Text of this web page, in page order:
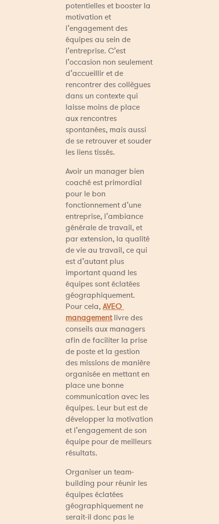
potentielles et booster la
motivation et
l’engagement des
équipes au sein de
l’entreprise. C’est
l’occasion non seulement
d’accueillir et de
rencontrer des collègues
dans un contexte qui
laisse moins de place
aux rencontres
spontanées, mais aussi
de se retrouver et souder
les liens tissés.
Avoir un manager bien
coaché est primordial
pour le bon
fonctionnement d’une
entreprise, l’ambiance
générale de travail, et
par extension, la qualité
de vie au travail, ce qui
est d’autant plus
important quand les
équipes sont éclatées
géographiquement.
Pour cela, AVEO
management livre des
conseils aux managers
afin de faciliter la prise
de poste et la gestion
des missions de manière
organisée en mettant en
place une bonne
communication avec les
équipes. Leur but est de
développer la motivation
et l’engagement de son
équipe pour de meilleurs
résultats.
Organiser un team-
building pour réunir les
équipes éclatées
géographiquement ne
serait-il donc pas le